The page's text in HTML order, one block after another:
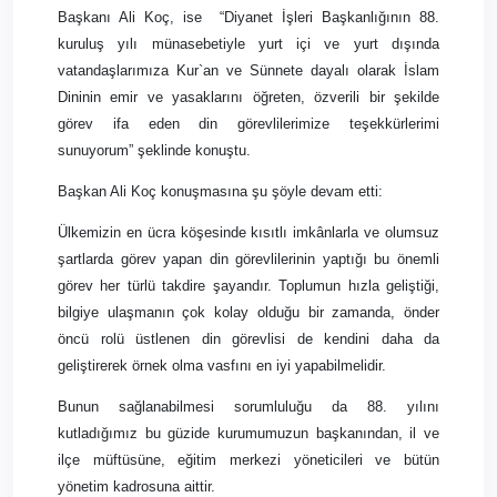
Başkanı Ali Koç, ise
“Diyanet İşleri Başkanlığının 88.
kuruluş yılı münasebetiyle yurt içi ve yurt dışında
vatandaşlarımıza Kur`an ve Sünnete dayalı olarak İslam
Dininin emir ve yasaklarını öğreten, özverili bir şekilde
görev ifa eden din görevlilerimize teşekkürlerimi
sunuyorum” şeklinde konuştu.
Başkan Ali Koç konuşmasına şu şöyle devam etti:
Ülkemizin en ücra köşesinde kısıtlı imkânlarla ve olumsuz
şartlarda görev yapan din görevlilerinin yaptığı bu önemli
görev her türlü takdire şayandır. Toplumun hızla geliştiği,
bilgiye ulaşmanın çok kolay olduğu bir zamanda, önder
öncü rolü üstlenen din görevlisi de kendini daha da
geliştirerek örnek olma vasfını en iyi yapabilmelidir.
Bunun sağlanabilmesi sorumluluğu da 88. yılını
kutladığımız bu güzide kurumumuzun başkanından, il ve
ilçe müftüsüne, eğitim merkezi yöneticileri ve bütün
yönetim kadrosuna aittir.